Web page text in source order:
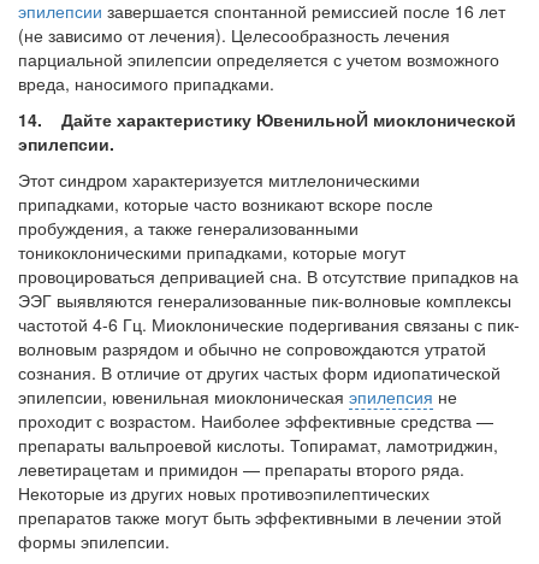
эпилепсии завершается спонтанной ремис­сией после 16 лет
(не зависимо от лечения). Целесообразность лечения
парциальной эпилепсии определяется с учетом возможного
вреда, наносимого припадками.
14. Дайте характеристику ЮвенильноЙ миоклонической
эпилепсии.
Этот синдром характеризуется митлелоническими
припадками, которые часто возникают вскоре после
пробуждения, а также генерализованными
тоникоклоническими припадками, которые могут
провоцироваться депривацией сна. В отсут­ствие припадков на
ЭЭГ выявляются генерализованные пик-волновые комплексы
частотой 4-6 Гц. Миоклонические подергивания связаны с пик-
волновым разрядом и обычно не сопровождаются утратой
сознания. В отличие от других частых форм идиопатической
эпилепсии, ювенильная миоклоническая эпилепсия не
проходит с возрастом. Наиболее эффективные средства —
препараты вальпроевой кислоты. Топирамат, ламотриджин,
леветирацетам и примидон — препараты второго ряда.
Некоторые из других новых противоэпилептических
препаратов также могут быть эффективными в лечении этой
формы эпилепсии.